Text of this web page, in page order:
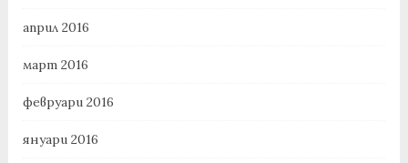
април 2016
март 2016
февруари 2016
януари 2016